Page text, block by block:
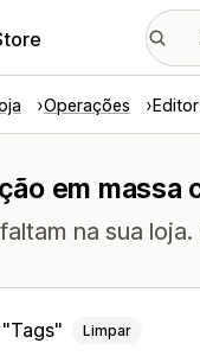
Operações
em massa
na sua
Tags Limpar